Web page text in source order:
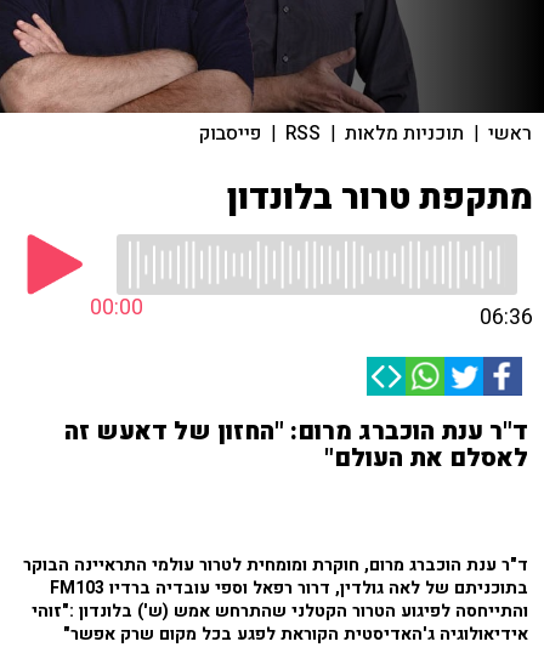
ראשי | תוכניות מלאות |
RSS
| פייסבוק
מתקפת טרור בלונדון
00:00 06:36
ד"ר ענת הוכברג מרום: "החזון של דאעש זה
לאסלם את העולם"
ד"ר ענת הוכברג מרום, חוקרת ומומחית לטרור עולמי התראיינה הבוקר
בתוכניתם של לאה גולדין, דרור רפאל וספי עובדיה ברדיו FM103
והתייחסה לפיגוע הטרור הקטלני שהתרחש אמש (ש') בלונדון :"זוהי
אידיאולוגיה ג'האדיסטית הקוראת לפגע בכל מקום שרק אפשר"